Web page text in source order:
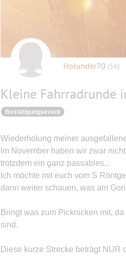
Holunder70 (56)
Kleine Fahrradrunde
Bestätigungsevent
Wiederholung meiner
Im November haben wir zwar
trotzdem ein ganz passables...
Ich möchte mit euch vom S
dann weiter schauen, was am
Bringt was zum Picknicken mit,
sind.
Diese kurze Strecke beträgt NUR